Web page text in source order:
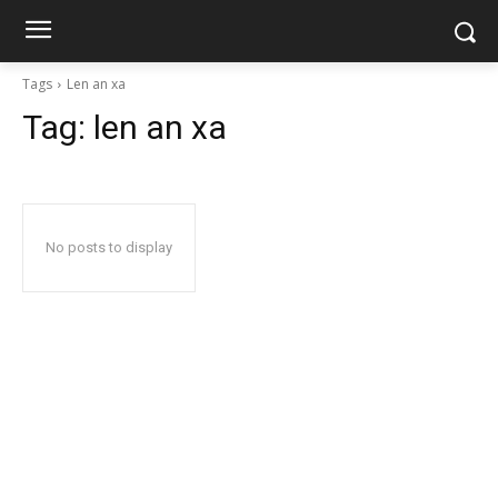
Tags Len an xa
Tag: len an xa
No posts to display